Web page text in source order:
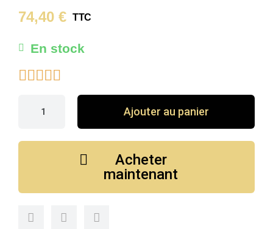
74,40 € TTC
En stock

Ajouter au panier
Acheter
maintenant